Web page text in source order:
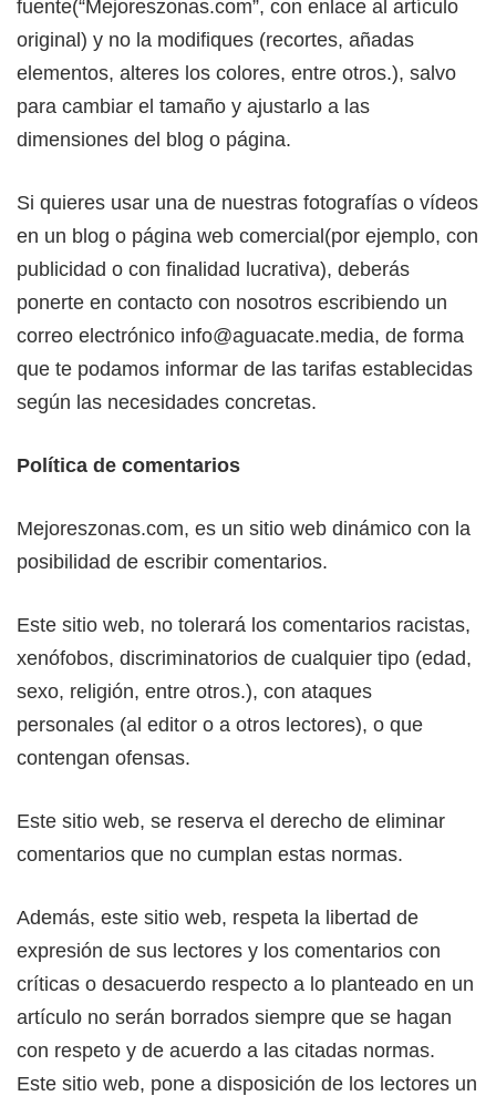
fuente(“Mejoreszonas.com”, con enlace al artículo
original) y no la modifiques (recortes, añadas
elementos, alteres los colores, entre otros.), salvo
para cambiar el tamaño y ajustarlo a las
dimensiones del blog o página.
Si quieres usar una de nuestras fotografías o vídeos
en un blog o página web comercial(por ejemplo, con
publicidad o con finalidad lucrativa), deberás
ponerte en contacto con nosotros escribiendo un
correo electrónico info@aguacate.media, de forma
que te podamos informar de las tarifas establecidas
según las necesidades concretas.
Política de comentarios
Mejoreszonas.com, es un sitio web dinámico con la
posibilidad de escribir comentarios.
Este sitio web, no tolerará los comentarios racistas,
xenófobos, discriminatorios de cualquier tipo (edad,
sexo, religión, entre otros.), con ataques
personales (al editor o a otros lectores), o que
contengan ofensas.
Este sitio web, se reserva el derecho de eliminar
comentarios que no cumplan estas normas.
Además, este sitio web, respeta la libertad de
expresión de sus lectores y los comentarios con
críticas o desacuerdo respecto a lo planteado en un
artículo no serán borrados siempre que se hagan
con respeto y de acuerdo a las citadas normas.
Este sitio web, pone a disposición de los lectores un